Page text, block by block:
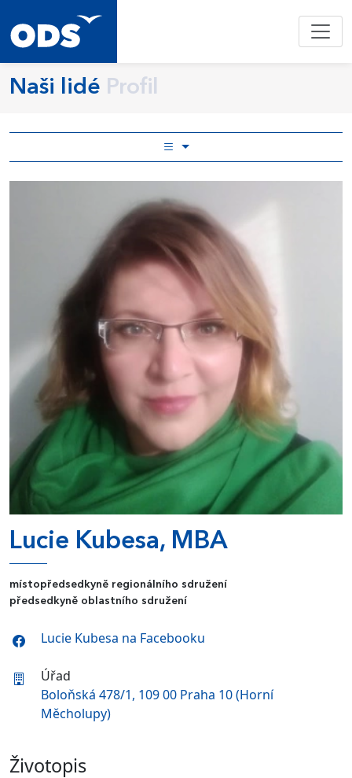
Naši lidé Profil
Lucie Kubesa, MBA
místopředsedkyně regionálního sdružení
předsedkyně oblastního sdružení
Lucie Kubesa na Facebooku
Úřad
Boloňská 478/1, 109 00 Praha 10 (Horní
Měcholupy)
Životopis